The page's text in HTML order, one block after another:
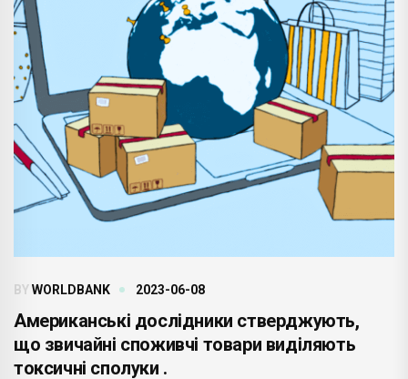
BYWORLDBANK 2023-06-08
Американські дослідники стверджують,
що звичайні споживчі товари виділяють
токсичні сполуки .